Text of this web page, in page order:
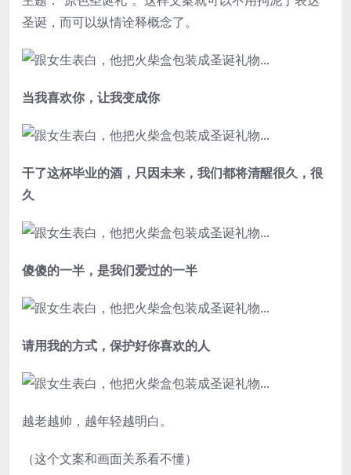
圣诞，而可以纵情诠释概念了。
当我喜欢你，让我变成你
干了这杯毕业的酒，只因未来，我们都将清醒很久，很
久
傻傻的一半，是我们爱过的一半
请用我的方式，保护好你喜欢的人
越老越帅，越年轻越明白。
（这个文案和画面关系看不懂）